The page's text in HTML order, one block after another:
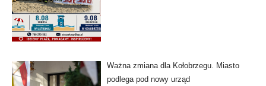
Ważna zmiana dla Kołobrzegu. Miasto
podlega pod nowy urząd